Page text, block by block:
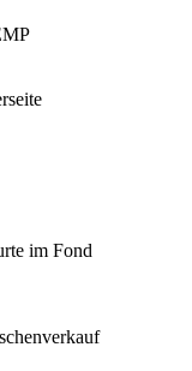
im Fond